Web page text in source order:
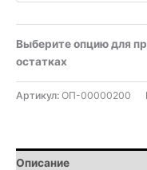
Выберите опцию для
остатках
Артикул: ОП-00000200
Описание